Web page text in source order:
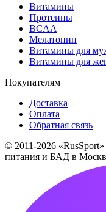
Витамины
Протеины
BCAA
Мелатонин
Витамины для
Витамины для
Покупателям
Доставка
Оплата
Обратная связь
© 2011-2026
питания и БАД в